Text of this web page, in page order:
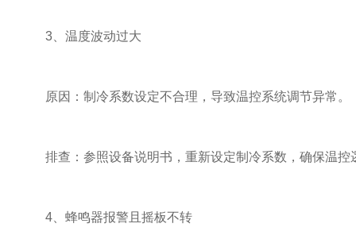
3、温度波动过大
原因：制冷系数设定不合理，导致温控系统调节异常。
排查：参照设备说明书，重新设定制冷系数，确保温控
4、蜂鸣器报警且摇板不转